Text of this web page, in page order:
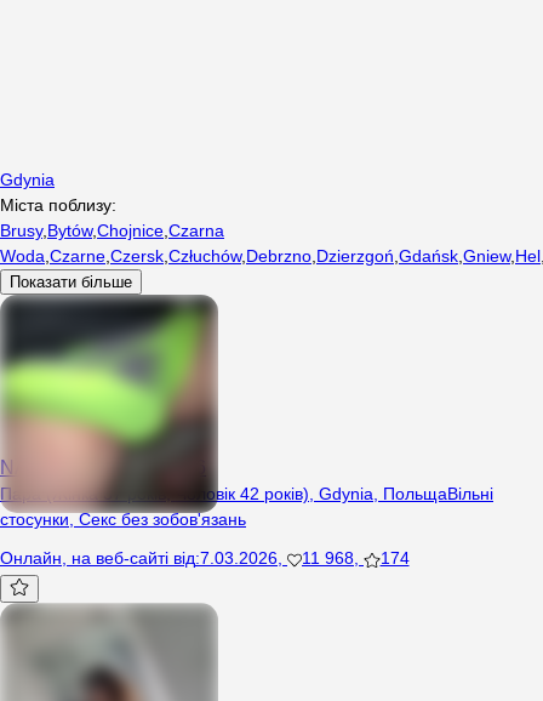
Gdynia
Міста поблизу:
Brusy, Bytów,Chojnice Czarna
Woda Czarne Czersk Człuchów, Debrzno Dzierzgoń Gdańsk Gniew, Hel
Показати більше
NAPALONAPARKA666
Пара (Жінка 37 років, Чоловік 42 років), Gdynia, ПольщаВільні
стосунки,Секс без зобов'язань
Онлайн
на веб-сайті від:7.03.2026 11 968 174